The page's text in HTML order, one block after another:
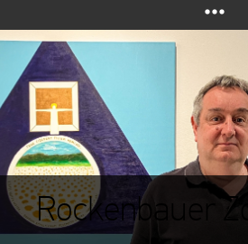
Rockenbauer